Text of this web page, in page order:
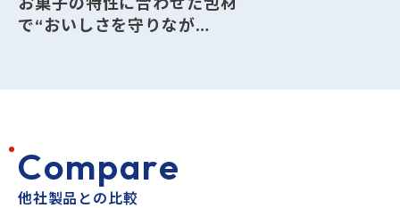
で“おいしさを守りなが
他社製品との比較
Compare